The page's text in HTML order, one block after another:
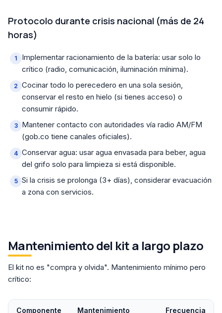
Protocolo durante crisis nacional (más de 24
horas)
Implementar racionamiento de la batería: usar solo lo
crítico (radio, comunicación, iluminación mínima).
Cocinar todo lo perecedero en una sola sesión,
conservar el resto en hielo (si tienes acceso) o
consumir rápido.
Mantener contacto con autoridades vía radio AM/FM
(gob.co tiene canales oficiales).
Conservar agua: usar agua envasada para beber, agua
del grifo solo para limpieza si está disponible.
Si la crisis se prolonga (3+ días), considerar evacuación
a zona con servicios.
Mantenimiento del kit a largo plazo
El kit no es "compra y olvida". Mantenimiento mínimo pero
crítico:
Componente Mantenimiento Frecuencia